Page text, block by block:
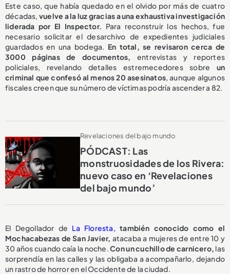
Este caso, que había quedado en el olvido por más de cuatro
décadas, vuelve a la luz gracias a una exhaustiva investigación
liderada por El Inspector. Para reconstruir los hechos, fue
necesario solicitar el desarchivo de expedientes judiciales
guardados en una bodega. En total, se revisaron cerca de
3000 páginas de documentos, entrevistas y reportes
policiales, revelando detalles estremecedores sobre un
criminal que confesó al menos 20 asesinatos, aunque algunos
fiscales creen que su número de víctimas podría ascender a 82.
Revelaciones del bajo mundo
PÓDCAST: Las
monstruosidades de los Rivera:
nuevo caso en ‘Revelaciones
del bajo mundo’
El Degollador de La Floresta, también conocido como el
Mochacabezas de San Javier, atacaba a mujeres de entre 10 y
30 años cuando caía la noche.Con un cuchillo de carnicero, las
sorprendía en las calles y las obligaba a acompañarlo, dejando
un rastro de horror en el Occidente de la ciudad.